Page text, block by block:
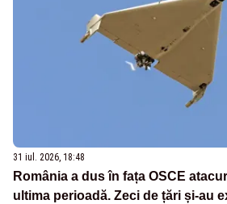
31 iul. 2026, 18:48
România a dus în fața OSCE
ultima perioadă. Zeci de țări și-au